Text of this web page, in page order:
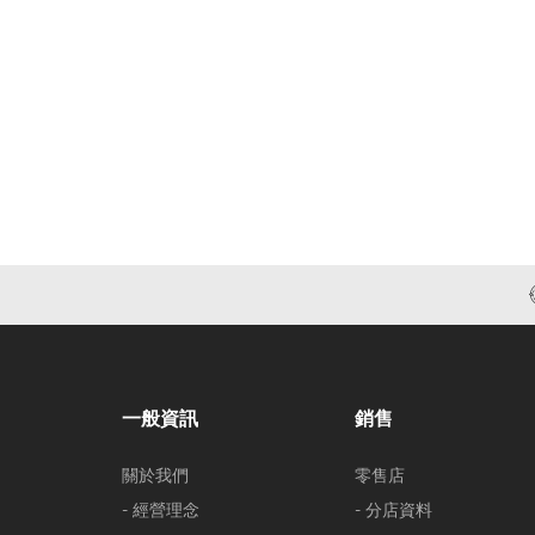
一般資訊
關於我們
- 經營理念
銷售
零售店
- 分店資料